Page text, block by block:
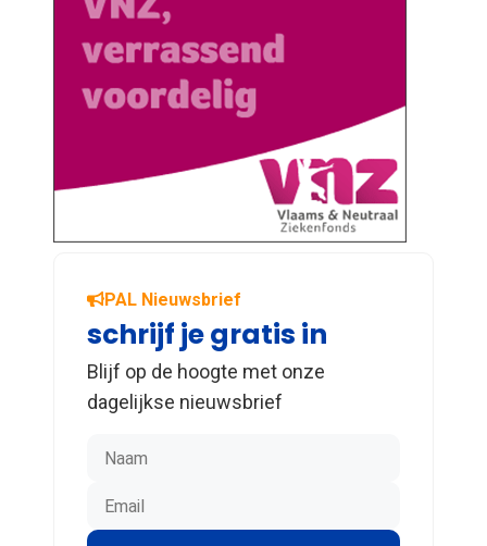
PAL Nieuwsbrief
schrijf je gratis in
Blijf op de hoogte met onze
dagelijkse nieuwsbrief